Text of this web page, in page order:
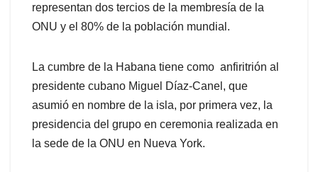
representan dos tercios de la membresía de la
ONU y el 80% de la población mundial.
La cumbre de la Habana tiene como anfiritrión al
presidente cubano Miguel Díaz-Canel, que
asumió en nombre de la isla, por primera vez, la
presidencia del grupo en ceremonia realizada en
la sede de la ONU en Nueva York.